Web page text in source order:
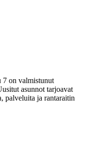
7 on valmistunut
asunnot tarjoavat
palveluita ja rantaraitin